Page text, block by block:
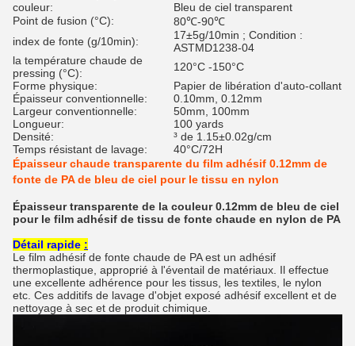
couleur:
Bleu de ciel transparent
Point de fusion (°C):
80℃-90℃
index de fonte (g/10min):
17±5g/10min ; Condition :
ASTMD1238-04
la température chaude de
pressing (°C):
120°C -150°C
Forme physique:
Papier de libération d'auto-collant
Épaisseur conventionnelle:
0.10mm, 0.12mm
Largeur conventionnelle:
50mm, 100mm
Longueur:
100 yards
Densité:
³ de 1.15±0.02g/cm
Temps résistant de lavage:
40°C/72H
Épaisseur chaude transparente du film adhésif 0.12mm de
fonte de PA de bleu de ciel pour le tissu en nylon
Épaisseur transparente de la couleur 0.12mm de bleu de ciel
pour le film adhésif de tissu de fonte chaude en nylon de PA
Détail rapide :
Le film adhésif de fonte chaude de PA est un adhésif
thermoplastique, approprié à l'éventail de matériaux. Il effectue
une excellente adhérence pour les tissus, les textiles, le nylon
etc. Ces additifs de lavage d'objet exposé adhésif excellent et de
nettoyage à sec et de produit chimique.